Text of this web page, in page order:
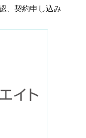
、契約申し込み